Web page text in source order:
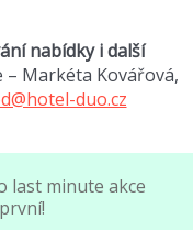
nabídky i další
Markéta Kovářová,
duo.cz
last minute akce